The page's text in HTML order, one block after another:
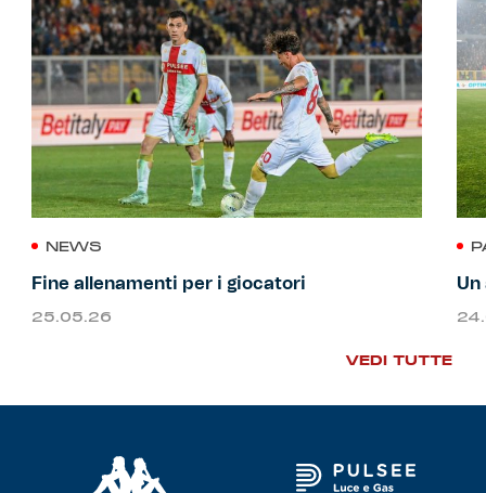
NEWS
Fine allenamenti per i giocatori
25.05.26
Un
VEDI TUTTE